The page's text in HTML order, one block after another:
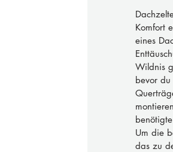
Komfort
eines
Wildnis
bevor
Um die
das zu